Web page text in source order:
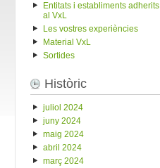
Entitats i establiments adherits
al VxL
Les vostres experiències
Material VxL
Sortides
Històric
juliol 2024
juny 2024
maig 2024
abril 2024
març 2024